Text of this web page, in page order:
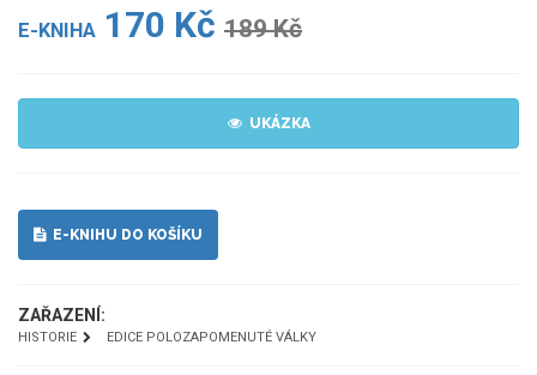
E-KNIHA 170 Kč 189 Kč
UKÁZKA
E-KNIHU DO KOŠÍKU
ZAŘAZENÍ:
HISTORIE EDICE POLOZAPOMENUTÉ VÁLKY